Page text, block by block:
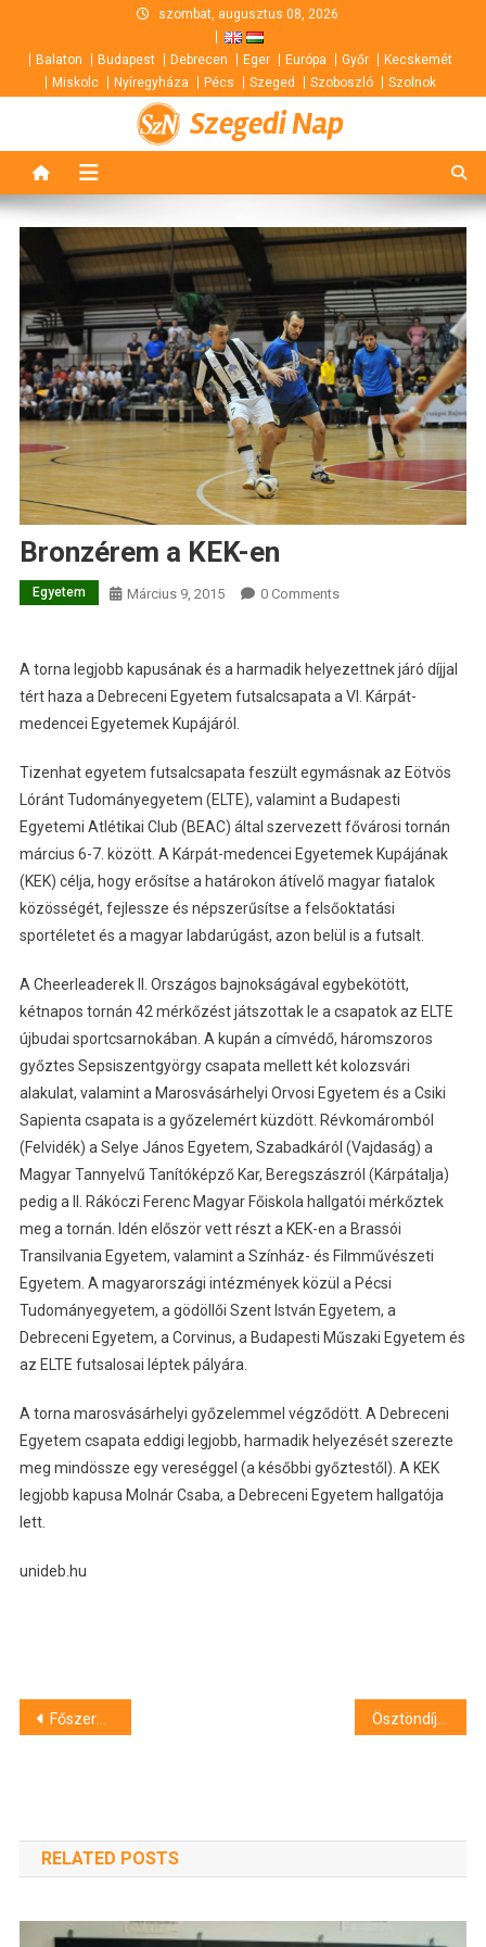
content
szombat, augusztus 08, 2026
Balaton Budapest Debrecen Eger Európa Győr
Kecskemét
Miskolc
Nyíregyháza Pécs Szeged Szoboszló Szolnok
Szegedi Nap
Bronzérem a KEK-en
Egyetem Március 9, 2015 0 Comments
A torna legjobb kapusának és a harmadik helyezettnek járó díjjal
tért haza a Debreceni Egyetem futsalcsapata a VI. Kárpát-
medencei Egyetemek Kupájáról.
Tizenhat egyetem futsalcsapata feszült egymásnak az Eötvös
Lóránt Tudományegyetem (ELTE), valamint a Budapesti
Egyetemi Atlétikai Club (BEAC) által szervezett fővárosi tornán
március 6-7. között. A Kárpát-medencei Egyetemek Kupájának
(KEK) célja, hogy erősítse a határokon átívelő magyar fiatalok
közösségét, fejlessze és népszerűsítse a felsőoktatási
sportéletet és a magyar labdarúgást, azon belül is a futsalt.
A Cheerleaderek II. Országos bajnokságával egybekötött,
kétnapos tornán 42 mérkőzést játszottak le a csapatok az ELTE
újbudai sportcsarnokában. A kupán a címvédő, háromszoros
győztes Sepsiszentgyörgy csapata mellett két kolozsvári
alakulat, valamint a Marosvásárhelyi Orvosi Egyetem és a Csiki
Sapienta csapata is a győzelemért küzdött. Révkomáromból
(Felvidék) a Selye János Egyetem, Szabadkáról (Vajdaság) a
Magyar Tannyelvű Tanítóképző Kar, Beregszászról (Kárpátalja)
pedig a II. Rákóczi Ferenc Magyar Főiskola hallgatói mérkőztek
meg a tornán. Idén először vett részt a KEK-en a Brassói
Transilvania Egyetem, valamint a Színház- és Filmművészeti
Egyetem. A magyarországi intézmények közül a Pécsi
Tudományegyetem, a gödöllői Szent István Egyetem, a
Debreceni Egyetem, a Corvinus, a Budapesti Műszaki Egyetem és
az ELTE futsalosai léptek pályára.
A torna marosvásárhelyi győzelemmel végződött. A Debreceni
Egyetem csapata eddigi legjobb, harmadik helyezését szerezte
meg mindössze egy vereséggel (a későbbi győztestől). A KEK
legjobb kapusa Molnár Csaba, a Debreceni Egyetem hallgatója
lett.
unideb.hu
Bejegyzés
Főszerepben a robotika
RELATED POSTS